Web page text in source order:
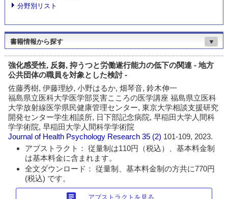
分野別リスト
書籍情報から探す ▼
強化感受性, 反芻, 抑うつと労働遂行能力の低下の関連 - 地方
公共団体の職員を対象とした検討 -
佐藤秀樹, 伊藤理紗, 小野はるか, 畑琴音, 鈴木伸一
福島県立医科大学医学部災害こころの医学講座 福島県立医科
大学放射線医学県民健康管理センター, 東京大学相談支援研究
開発センター学生相談所, 日下部記念病院, 早稲田大学人間科
学学術院, 早稲田大学人間科学学術院
Journal of Health Psychology Research 35 (2) 101-109, 2023.
アブストラクト： 従量制は110円（税込）、基本料金制
は基本料金に含まれます。
全文ダウンロード： 従量制、基本料金制の方共に770円
(税込) です。
アブストラクトを見る